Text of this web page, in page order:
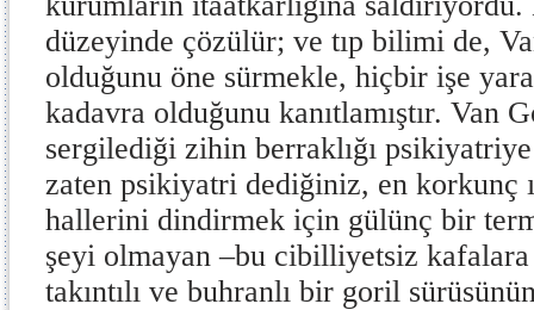
düzeyinde çözülür; ve tıp bilimi de,
olduğunu öne sürmekle, hiçbir işe
kadavra olduğunu kanıtlamıştır. Van
sergilediği zihin berraklığı
zaten psikiyatri dediğiniz, en korkunç
hallerini dindirmek için gülünç bir
şeyi olmayan –bu cibilliyetsiz kafalara
takıntılı ve buhranlı bir goril